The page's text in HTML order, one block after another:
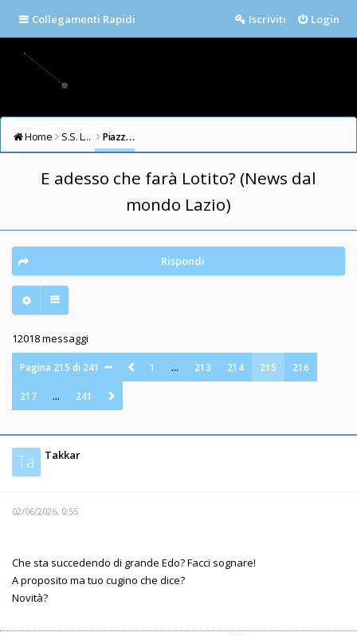
Collegamenti Rapidi Login
Iscriviti
Home S.S. LAZIO FORUM Piazza della Libertà
E adesso che farà Lotito? (News dal
mondo Lazio)
Rispondi
12018 messaggi
Pagina 215 di 241 1 … 213 214 215 216
217 … 241
Ta Takkar
02/06/2026, 0:55
Che sta succedendo di grande Edo? Facci sognare!
A proposito ma tuo cugino che dice?
Novità?